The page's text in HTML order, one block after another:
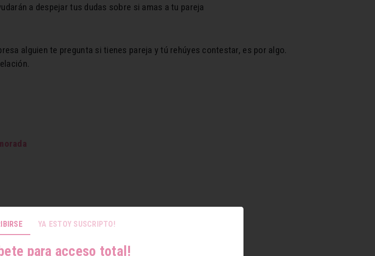
a despejar tus dudas sobre si amas a tu pareja
alguien te pregunta si tienes pareja y tú rehúyes contestar, es por algo.
YA ESTOY SUSCRIPTO!
para acceso total!